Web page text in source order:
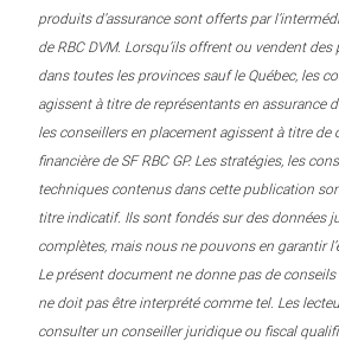
produits d’assurance sont offerts par
de RBC DVM. Lorsqu’ils offrent ou vendent des
dans toutes les provinces sauf le Québec, les
agissent à titre de représentants en assurance
les conseillers en placement agissent à titre de
financière de SF RBC GP. Les stratégies, les
techniques contenus dans cette publication
titre indicatif. Ils sont fondés sur des données
complètes, mais nous ne pouvons en garantir
Le présent document ne donne pas de
ne doit pas être interprété comme tel. Les
consulter un conseiller juridique ou fiscal